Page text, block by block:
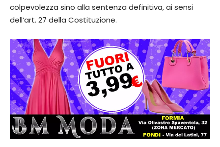
colpevolezza sino alla sentenza definitiva, ai sensi
dell’art. 27 della Costituzione.